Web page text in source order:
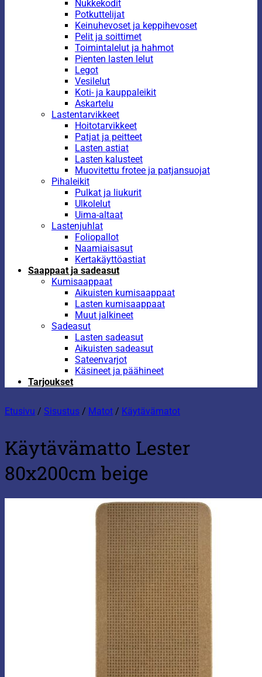
Nukkekodit
Potkuttelijat
Keinuhevoset ja keppihevoset
Pelit ja soittimet
Toimintalelut ja hahmot
Pienten lasten lelut
Legot
Vesilelut
Koti- ja kauppaleikit
Askartelu
Lastentarvikkeet
Hoitotarvikkeet
Patjat ja peitteet
Lasten astiat
Lasten kalusteet
Muovitettu frotee ja patjansuojat
Pihaleikit
Pulkat ja liukurit
Ulkolelut
Uima-altaat
Lastenjuhlat
Foliopallot
Naamiaisasut
Kertakäyttöastiat
Saappaat ja sadeasut
Kumisaappaat
Aikuisten kumisaappaat
Lasten kumisaappaat
Muut jalkineet
Sadeasut
Lasten sadeasut
Aikuisten sadeasut
Sateenvarjot
Käsineet ja päähineet
Tarjoukset
Etusivu / Sisustus / Matot / Käytävämatot
Käytävämatto Lester
80x200cm beige